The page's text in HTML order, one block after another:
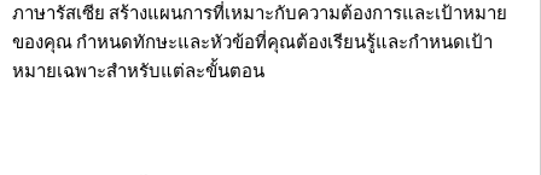
ภาษารัสเซีย สร้างแผนการที่เหมาะกับความต้องการและเป้าหมาย
ของคุณ กำหนดทักษะและหัวข้อที่คุณต้องเรียนรู้และกำหนดเป้า
หมายเฉพาะสำหรับแต่ละขั้นตอน